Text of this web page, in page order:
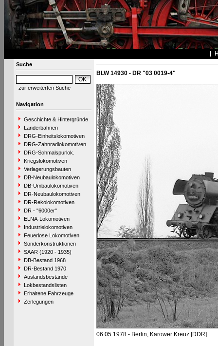
Suche
zur erweiterten Suche
Navigation
Geschichte & Hintergründe
Länderbahnen
DRG-Einheitslokomotiven
DRG-Zahnradlokomotiven
DRG-Schmalspurlok.
Kriegslokomotiven
Verlagerungsbauten
DB-Neubaulokomotiven
DB-Umbaulokomotiven
DR-Neubaulokomotiven
DR-Rekolokomotiven
DR - "6000er"
ELNA-Lokomotiven
Industrielokomotiven
Feuerlose Lokomotiven
Sonderkonstruktionen
SAAR (1920 - 1935)
DB-Bestand 1968
DR-Bestand 1970
Auslandsbestände
Lokbestandslisten
Erhaltene Fahrzeuge
Zerlegungen
BLW 14930 - DR "03 0019-4"
06.05.1978 - Berlin, Karower Kreuz [DDR]